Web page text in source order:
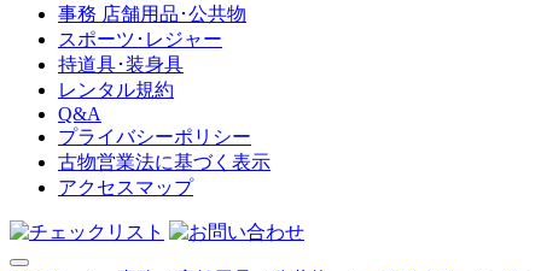
事務 店舗用品･公共物
スポーツ･レジャー
持道具･装身具
レンタル規約
Q&A
プライバシーポリシー
古物営業法に基づく表示
アクセスマップ